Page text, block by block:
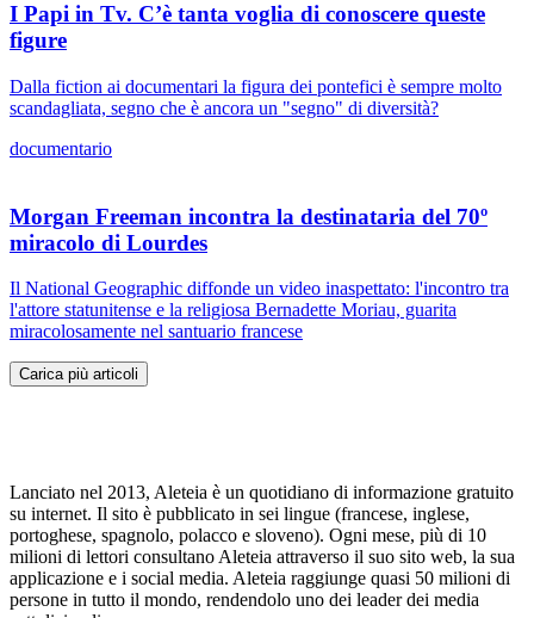
I Papi in Tv. C’è tanta voglia di conoscere queste
figure
Dalla fiction ai documentari la figura dei pontefici è sempre molto
scandagliata, segno che è ancora un "segno" di diversità?
documentario
Morgan Freeman incontra la destinataria del 70º
miracolo di Lourdes
Il National Geographic diffonde un video inaspettato: l'incontro tra
l'attore statunitense e la religiosa Bernadette Moriau, guarita
miracolosamente nel santuario francese
Carica più articoli
Lanciato nel 2013, Aleteia è un quotidiano di informazione gratuito
su internet. Il sito è pubblicato in sei lingue (francese, inglese,
portoghese, spagnolo, polacco e sloveno). Ogni mese, più di 10
milioni di lettori consultano Aleteia attraverso il suo sito web, la sua
applicazione e i social media. Aleteia raggiunge quasi 50 milioni di
persone in tutto il mondo, rendendolo uno dei leader dei media